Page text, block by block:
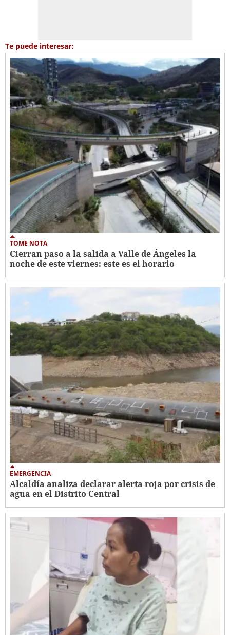
Te puede interesar:
TOME NOTA
Cierran paso a la salida a Valle de Ángeles la
noche de este viernes: este es el horario
EMERGENCIA
Alcaldía analiza declarar alerta roja por crisis de
agua en el Distrito Central